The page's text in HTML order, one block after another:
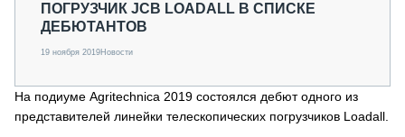
О ПРОЕКТЕ
ПОГРУЗЧИК JCB LOADALL В СПИСКЕ
ДЕБЮТАНТОВ
19 ноября 2019Новости
На подиуме Agritechnica 2019 состоялся дебют одного из
представителей линейки телескопических погрузчиков Loadall.